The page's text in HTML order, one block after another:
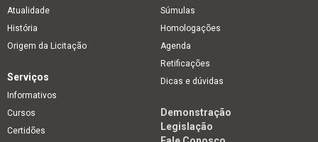
Atualidade
História
Origem da Licitação
Súmulas
Homologações
Agenda
Retificações
Dicas e dúvidas
Serviços
Informativos
Cursos
Certidões
Demonstração
Legislação